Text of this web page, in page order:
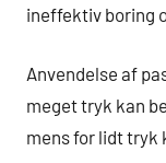
ineffektiv boring
Anvendelse af
meget tryk kan
mens for lidt